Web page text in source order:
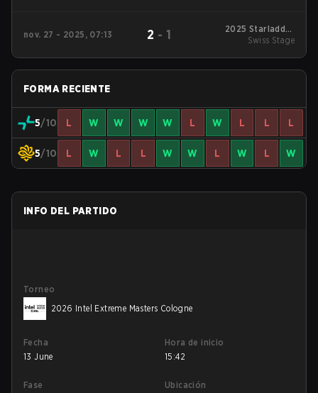
nov. 27 - 2025, 07:13 2 - 1
2025 Starladder
Budapest Major
Swiss Stage
FORMA RECIENTE
5/10 L W W W W L W L L L
5/10 L W L L W W L W L W
INFO DEL PARTIDO
Torneo
2026 Intel Extreme Masters Cologne
Fecha
13 June
Hora de inicio
15:42
Fase
Ubicación